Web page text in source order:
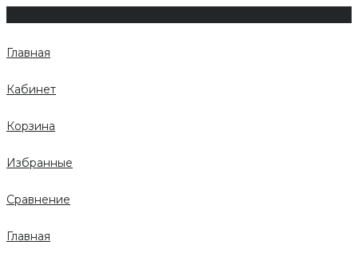
Главная
Кабинет
Корзина
Избранные
Сравнение
Главная